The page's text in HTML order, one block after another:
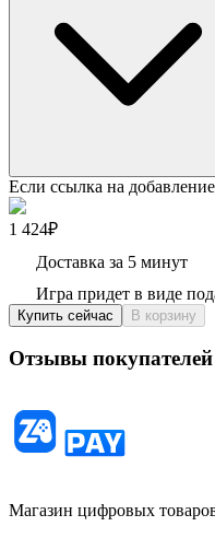
Если ссылка на
1 424₽
Доставка за 5 минут
Игра придет в виде
Купить сейчас В корзину
Отзывы покупателей
Магазин цифровых